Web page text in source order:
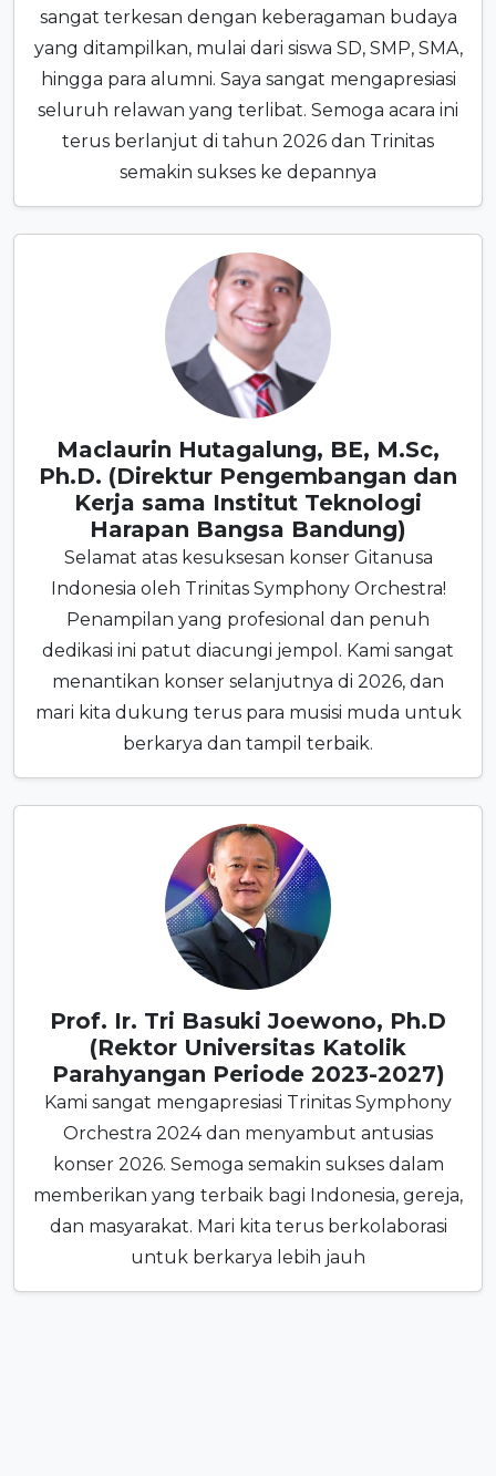
sangat terkesan dengan keberagaman budaya
yang ditampilkan, mulai dari siswa SD, SMP, SMA,
hingga para alumni. Saya sangat mengapresiasi
seluruh relawan yang terlibat. Semoga acara ini
terus berlanjut di tahun 2026 dan Trinitas
semakin sukses ke depannya
Maclaurin Hutagalung, BE, M.Sc,
Ph.D. (Direktur Pengembangan dan
Kerja sama Institut Teknologi
Harapan Bangsa Bandung)
Selamat atas kesuksesan konser Gitanusa
Indonesia oleh Trinitas Symphony Orchestra!
Penampilan yang profesional dan penuh
dedikasi ini patut diacungi jempol. Kami sangat
menantikan konser selanjutnya di 2026, dan
mari kita dukung terus para musisi muda untuk
berkarya dan tampil terbaik.
Prof. Ir. Tri Basuki Joewono, Ph.D
(Rektor Universitas Katolik
Parahyangan Periode 2023-2027)
Kami sangat mengapresiasi Trinitas Symphony
Orchestra 2024 dan menyambut antusias
konser 2026. Semoga semakin sukses dalam
memberikan yang terbaik bagi Indonesia, gereja,
dan masyarakat. Mari kita terus berkolaborasi
untuk berkarya lebih jauh